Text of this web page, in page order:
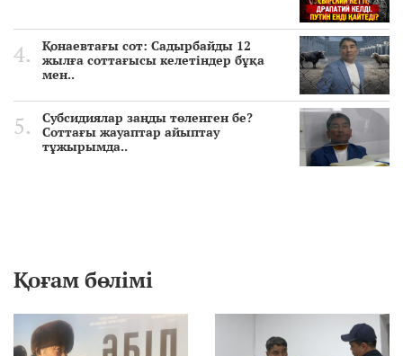
Қонаевтағы сот: Садырбайды 12
жылға соттағысы келетіндер бұқа
мен..
Субсидиялар заңды төленген бе?
Соттағы жауаптар айыптау
тұжырымда..
Қоғам бөлімі